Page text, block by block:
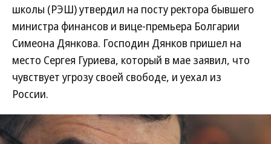
школы (РЭШ) утвердил на посту ректора бывшего
министра финансов и вице-премьера Болгарии
Симеона Дянкова. Господин Дянков пришел на
место Сергея Гуриева, который в мае заявил, что
чувствует угрозу своей свободе, и уехал из
России.